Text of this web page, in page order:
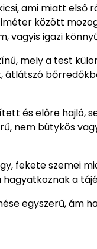
ami miatt első
között
vagyis igazi
mely a test
és előre hajló,
nem bütykös
fekete szemei
a
egyszerű, ám